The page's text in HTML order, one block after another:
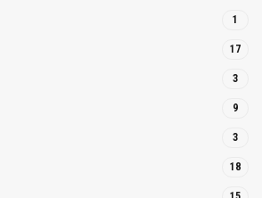
1
17
3
9
3
18